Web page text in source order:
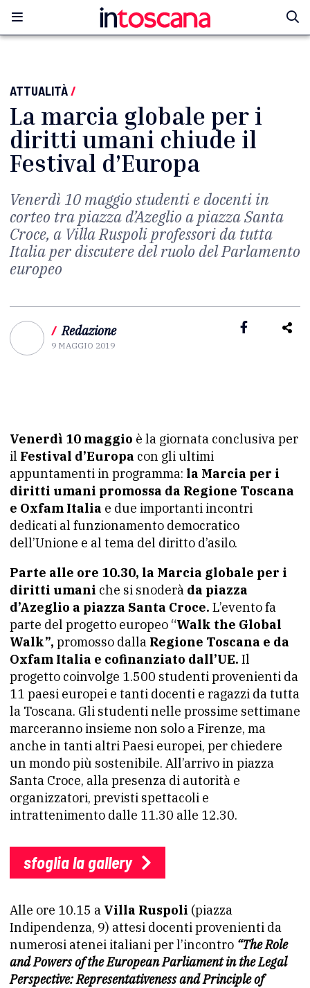
ATTUALITÀ/
La marcia globale per i
diritti umani chiude il
Festival d’Europa
Venerdì 10 maggio studenti e docenti in
corteo tra piazza d’Azeglio a piazza Santa
Croce, a Villa Ruspoli professori da tutta
Italia per discutere del ruolo del Parlamento
europeo
/ Redazione
9 MAGGIO 2019
Venerdì 10 maggio è la giornata conclusiva per
il Festival d’Europa con gli ultimi
appuntamenti in programma: la Marcia per i
diritti umani promossa da Regione Toscana
e Oxfam Italia e due importanti incontri
dedicati al funzionamento democratico
dell’Unione e al tema del diritto d’asilo.
Parte alle ore 10.30, la Marcia globale per i
diritti umani che si snoderà da piazza
d’Azeglio a piazza Santa Croce. L’evento fa
parte del progetto europeo “Walk the Global
Walk”, promosso dalla Regione Toscana e da
Oxfam Italia e cofinanziato dall’UE. Il
progetto coinvolge 1.500 studenti provenienti da
11 paesi europei e tanti docenti e ragazzi da tutta
la Toscana. Gli studenti nelle prossime settimane
marceranno insieme non solo a Firenze, ma
anche in tanti altri Paesi europei, per chiedere
un mondo più sostenibile. All’arrivo in piazza
Santa Croce, alla presenza di autorità e
organizzatori, previsti spettacoli e
intrattenimento dalle 11.30 alle 12.30.
sfoglia la gallery
Alle ore 10.15 a Villa Ruspoli (piazza
Indipendenza, 9) attesi docenti provenienti da
numerosi atenei italiani per l’incontro “The Role
and Powers of the European Parliament in the Legal
Perspective: Representativeness and Principle of